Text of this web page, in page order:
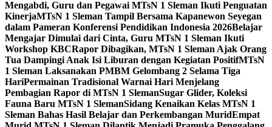
Mengabdi, Guru dan Pegawai MTsN 1 Sleman Ikuti Penguatan
KinerjaMTsN 1 Sleman Tampil Bersama Kapanewon Seyegan
dalam Pameran Konferensi Pendidikan Indonesia 2026Belajar
Mengajar Dimulai dari Cinta, Guru MTsN 1 Sleman Ikuti
Workshop KBCRapor Dibagikan, MTsN 1 Sleman Ajak Orang
Tua Dampingi Anak Isi Liburan dengan Kegiatan PositifMTsN
1 Sleman Laksanakan PMBM Gelombang 2 Selama Tiga
HariPermainan Tradisional Warnai Hari Menjelang
Pembagian Rapor di MTsN 1 SlemanSugar Glider, Koleksi
Fauna Baru MTsN 1 SlemanSidang Kenaikan Kelas MTsN 1
Sleman Bahas Hasil Belajar dan Perkembangan MuridEmpat